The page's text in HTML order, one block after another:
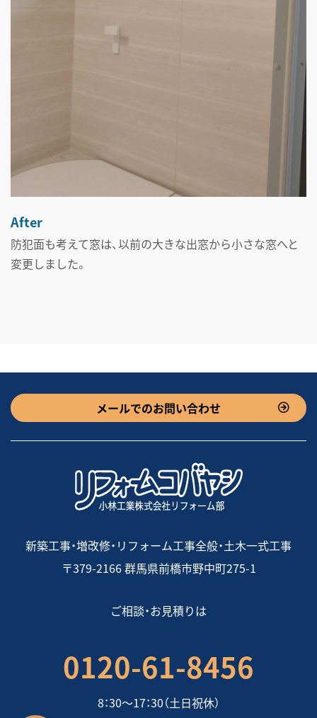
After
防犯面も考えて窓は、以前の大きな出窓から小さな窓へと
変更しました。
メールでのお問い合わせ
新築工事・増改修・リフォーム工事全般・土木一式工事
〒379-2166 群馬県前橋市野中町275-1
ご相談・お見積りは
0120-61-8456
8：30〜17：30（土日祝休）